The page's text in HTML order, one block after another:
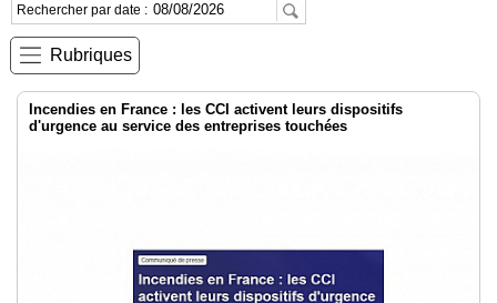
Rechercher par date :
Rubriques
Incendies en France : les CCI activent leurs dispositifs
d'urgence au service des entreprises touchées